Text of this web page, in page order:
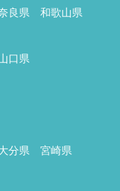
良県 和歌山県
口県
分県
宮崎県